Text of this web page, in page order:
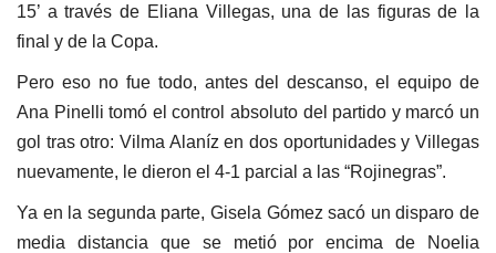
15’ a través de Eliana Villegas, una de las figuras de la
final y de la Copa.
Pero eso no fue todo, antes del descanso, el equipo de
Ana Pinelli tomó el control absoluto del partido y marcó un
gol tras otro: Vilma Alaníz en dos oportunidades y Villegas
nuevamente, le dieron el 4-1 parcial a las “Rojinegras”.
Ya en la segunda parte, Gisela Gómez sacó un disparo de
media distancia que se metió por encima de Noelia